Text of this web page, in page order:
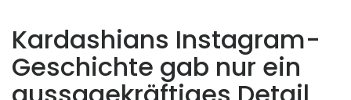
Kardashians Instagram-
Geschichte gab nur ein